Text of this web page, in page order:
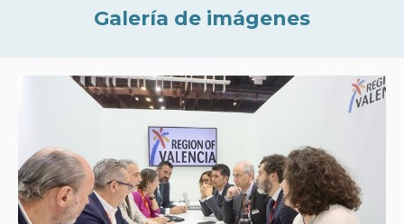
Galería de imágenes